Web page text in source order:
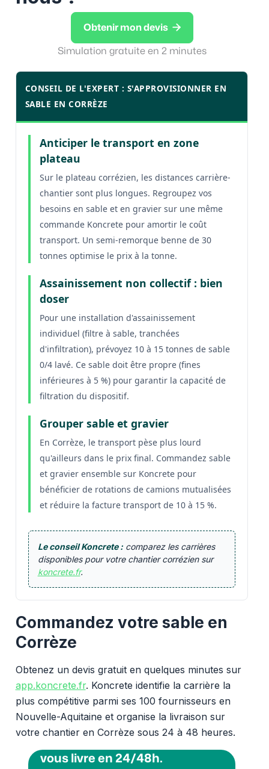
Obtenir mon devis 
Simulation gratuite en 2 minutes
CONSEIL DE L'EXPERT : S'APPROVISIONNER EN
SABLE EN CORRÈZE
Anticiper le transport en zone
plateau
Sur le plateau corrézien, les distances carrière-
chantier sont plus longues. Regroupez vos
besoins en sable et en gravier sur une même
commande Koncrete pour amortir le coût
transport. Un semi-remorque benne de 30
tonnes optimise le prix à la tonne.
Assainissement non collectif : bien
doser
Pour une installation d'assainissement
individuel (filtre à sable, tranchées
d'infiltration), prévoyez 10 à 15 tonnes de sable
0/4 lavé. Ce sable doit être propre (fines
inférieures à 5 %) pour garantir la capacité de
filtration du dispositif.
Grouper sable et gravier
En Corrèze, le transport pèse plus lourd
qu'ailleurs dans le prix final. Commandez sable
et gravier ensemble sur Koncrete pour
bénéficier de rotations de camions mutualisées
et réduire la facture transport de 10 à 15 %.
Le conseil Koncrete :comparez les carrières
disponibles pour votre chantier corrézien sur
koncrete.fr.
Commandez votre sable en
Corrèze
Obtenez un devis gratuit en quelques minutes sur
app.koncrete.fr. Koncrete identifie la carrière la
plus compétitive parmi ses 100 fournisseurs en
Nouvelle-Aquitaine et organise la livraison sur
votre chantier en Corrèze sous 24 à 48 heures.
vous livre en 24/48h.